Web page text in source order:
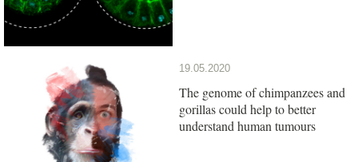
19.05.2020
The genome of chimpanzees and
gorillas could help to better
understand human tumours